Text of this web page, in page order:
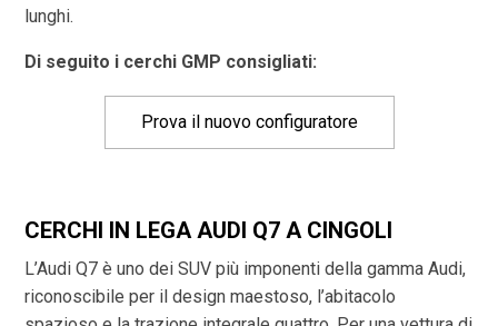
lunghi.
Di seguito i cerchi GMP consigliati:
Prova il nuovo configuratore
CERCHI IN LEGA AUDI Q7 A CINGOLI
L’Audi Q7 è uno dei SUV più imponenti della gamma Audi,
riconoscibile per il design maestoso, l’abitacolo